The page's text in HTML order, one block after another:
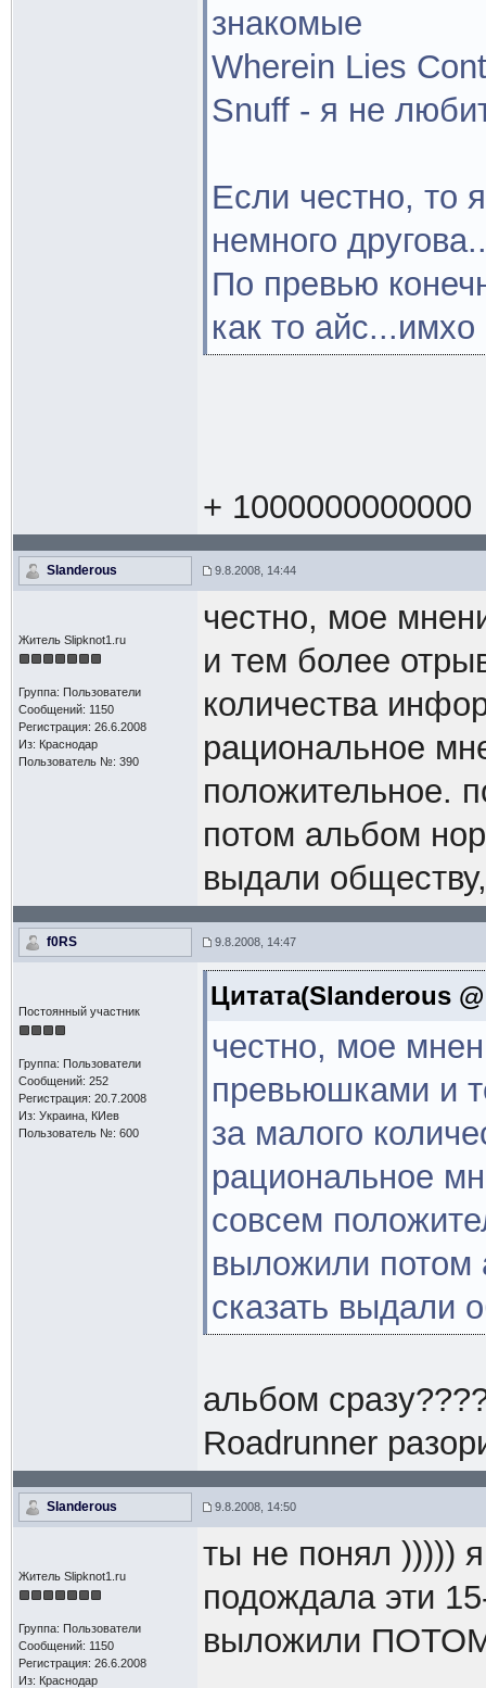
знакомые
Wherein Lies
Snuff - я не
Если честно, то
немного
По превью
как то айс...имхо
+ 1000000000000
Slanderous 9.8.2008, 14:44
Житель Slipknot1.ru
Группа: Пользователи
Сообщений: 1150
Регистрация: 26.6.2008
Из: Краснодар
Пользователь №: 390
честно, мое
и тем более
количества
рациональное
положительное.
потом альбом
выдали
f0RS 9.8.2008, 14:47
Постоянный участник
Группа: Пользователи
Сообщений: 252
Регистрация: 20.7.2008
Из: Украина, КИев
Пользователь №: 600
Цитата(Slanderous
честно, мое
превьюшками и
за малого
рациональное
совсем
выложили потом
сказать выдали
альбом
Roadrunner
Slanderous 9.8.2008, 14:50
Житель Slipknot1.ru
Группа: Пользователи
Сообщений: 1150
Регистрация: 26.6.2008
Из: Краснодар
ты не понял )))))
подождала эти
выложили ПОТОМ